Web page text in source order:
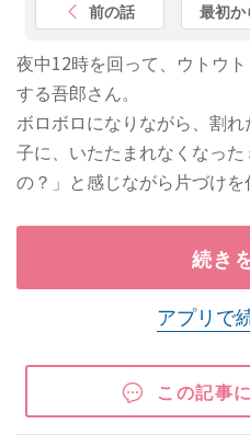
前の話 最初
夜中12時を回って、ウトウ
する吾郎さん。
ボロボロになりながら、割
子に、いたたまれなくなっ
の？」と感じながら片づけを
続き
アプリで
この記事